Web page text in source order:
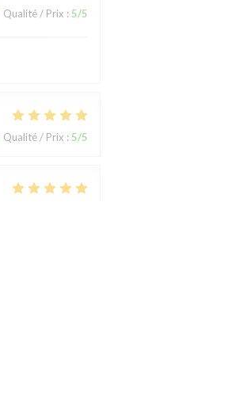
Qualité / Prix : 5/5
Qualité / Prix : 5/5